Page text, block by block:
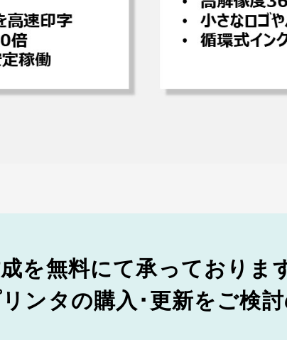
を無料にて承っておりま
ンタの購入･更新をご検